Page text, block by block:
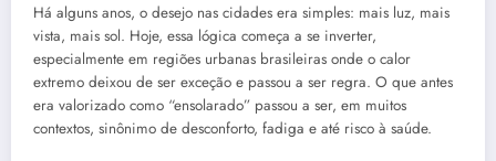
Há alguns anos, o desejo nas cidades era simples: mais luz, mais
vista, mais sol. Hoje, essa lógica começa a se inverter,
especialmente em regiões urbanas brasileiras onde o calor
extremo deixou de ser exceção e passou a ser regra. O que antes
era valorizado como “ensolarado” passou a ser, em muitos
contextos, sinônimo de desconforto, fadiga e até risco à saúde.